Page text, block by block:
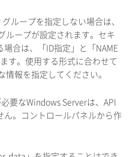
イン
ループを指定しない場合は、
ループが設定されます。セキ
合は、「ID指定」と「NAME
す。使用する形式に合わせて
情報を指定してください。
要なWindows Serverは、API
。コントロールパネルから作